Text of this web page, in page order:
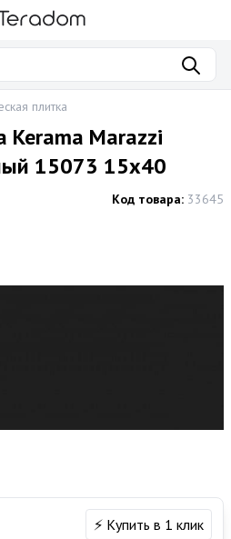
плитка
Kerama Marazzi
15073 15x40
Код товара: 33645
⚡ Купить в 1 клик